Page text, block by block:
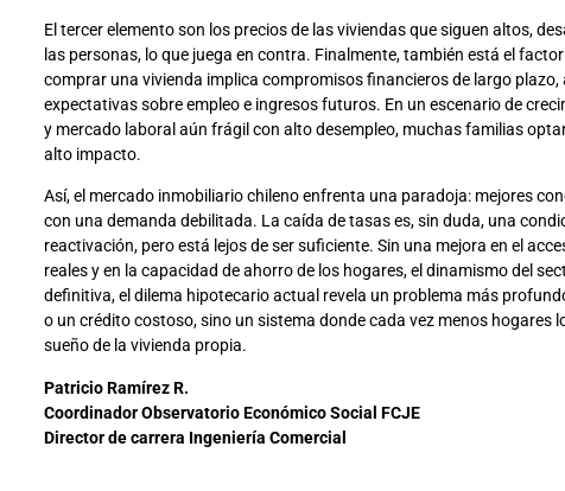
El tercer elemento son los precios de las viviendas que siguen altos,
las personas, lo que juega en contra. Finalmente, también está el
comprar una vivienda implica compromisos financieros de largo plazo,
expectativas sobre empleo e ingresos futuros. En un escenario de
y mercado laboral aún frágil con alto desempleo, muchas familias
alto impacto.
Así, el mercado inmobiliario chileno enfrenta una paradoja: mejores
con una demanda debilitada. La caída de tasas es, sin duda, una
reactivación, pero está lejos de ser suficiente. Sin una mejora en el
reales y en la capacidad de ahorro de los hogares, el dinamismo del
definitiva, el dilema hipotecario actual revela un problema más
o un crédito costoso, sino un sistema donde cada vez menos hogares
sueño de la vivienda propia.
Patricio Ramírez R.
Coordinador Observatorio Económico Social FCJE
Director de carrera Ingeniería Comercial